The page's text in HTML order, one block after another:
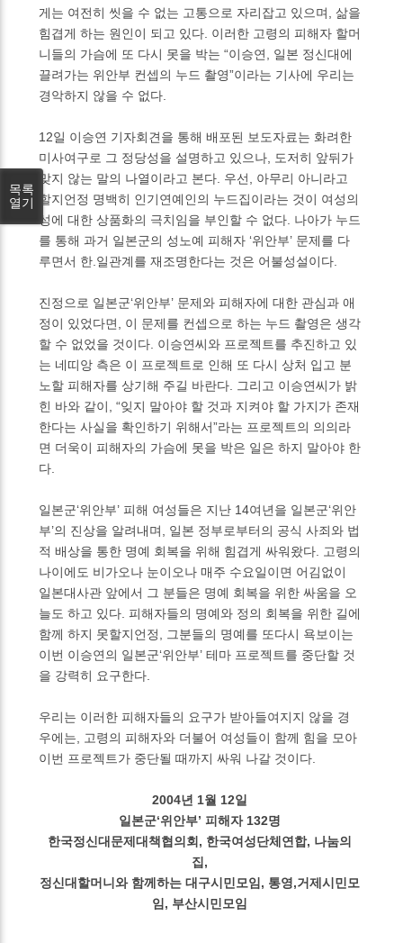
게는 여전히 씻을 수 없는 고통으로 자리잡고 있으며, 삶을
힘겹게 하는 원인이 되고 있다. 이러한 고령의 피해자 할머
니들의 가슴에 또 다시 못을 박는 “이승연, 일본 정신대에
끌려가는 위안부 컨셉의 누드 촬영”이라는 기사에 우리는
경악하지 않을 수 없다.
12일 이승연 기자회견을 통해 배포된 보도자료는 화려한
미사여구로 그 정당성을 설명하고 있으나, 도저히 앞뒤가
맞지 않는 말의 나열이라고 본다. 우선, 아무리 아니라고
할지언정 명백히 인기연예인의 누드집이라는 것이 여성의
성에 대한 상품화의 극치임을 부인할 수 없다. 나아가 누드
를 통해 과거 일본군의 성노예 피해자 ‘위안부’ 문제를 다
루면서 한.일관계를 재조명한다는 것은 어불성설이다.
진정으로 일본군‘위안부’ 문제와 피해자에 대한 관심과 애
정이 있었다면, 이 문제를 컨셉으로 하는 누드 촬영은 생각
할 수 없었을 것이다. 이승연씨와 프로젝트를 추진하고 있
는 네띠앙 측은 이 프로젝트로 인해 또 다시 상처 입고 분
노할 피해자를 상기해 주길 바란다. 그리고 이승연씨가 밝
힌 바와 같이, “잊지 말아야 할 것과 지켜야 할 가지가 존재
한다는 사실을 확인하기 위해서”라는 프로젝트의 의의라
면 더욱이 피해자의 가슴에 못을 박은 일은 하지 말아야 한
다.
일본군‘위안부’ 피해 여성들은 지난 14여년을 일본군‘위안
부’의 진상을 알려내며, 일본 정부로부터의 공식 사죄와 법
적 배상을 통한 명예 회복을 위해 힘겹게 싸워왔다. 고령의
나이에도 비가오나 눈이오나 매주 수요일이면 어김없이
일본대사관 앞에서 그 분들은 명예 회복을 위한 싸움을 오
늘도 하고 있다. 피해자들의 명예와 정의 회복을 위한 길에
함께 하지 못할지언정, 그분들의 명예를 또다시 욕보이는
이번 이승연의 일본군‘위안부’ 테마 프로젝트를 중단할 것
을 강력히 요구한다.
우리는 이러한 피해자들의 요구가 받아들여지지 않을 경
우에는, 고령의 피해자와 더불어 여성들이 함께 힘을 모아
이번 프로젝트가 중단될 때까지 싸워 나갈 것이다.
2004년 1월 12일
일본군‘위안부’ 피해자 132명
한국정신대문제대책협의회, 한국여성단체연합, 나눔의
집,
정신대할머니와 함께하는 대구시민모임, 통영,거제시민모
임, 부산시민모임
목록
열기